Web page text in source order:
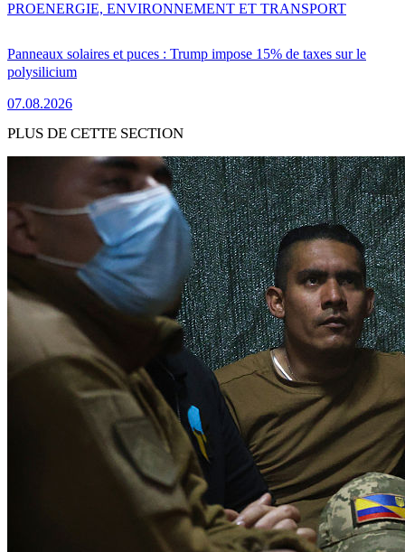
Panneaux solaires et puces : Trump impose 15% de taxes sur le
polysilicium
07.08.2026
PROENERGIE, ENVIRONNEMENT ET TRANSPORT
PLUS DE CETTE SECTION